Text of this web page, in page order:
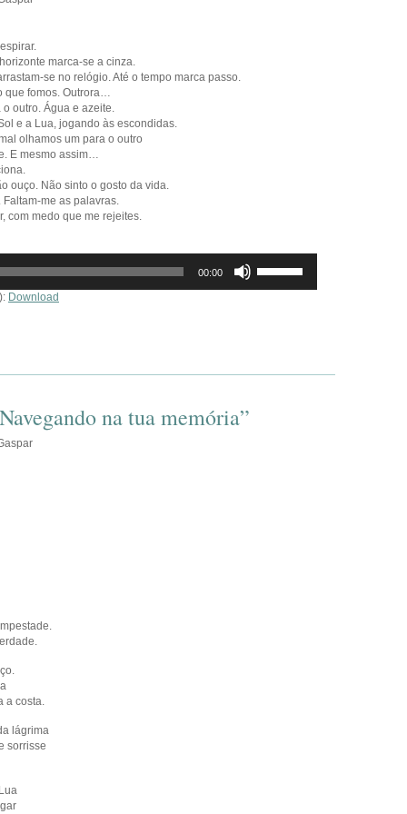
marca-se a cinza.
se no relógio. Até o tempo marca passo.
que fomos. Outrora…
outro. Água e azeite.
e a Lua, jogando às escondidas.
olhamos um para o outro
E mesmo assim…
ouço. Não sinto o gosto da vida.
Faltam-me as palavras.
com medo que me rejeites.
00:00
as
setas
diminuir
Download
na tua memória”
a costa.
lágrima
sorrisse